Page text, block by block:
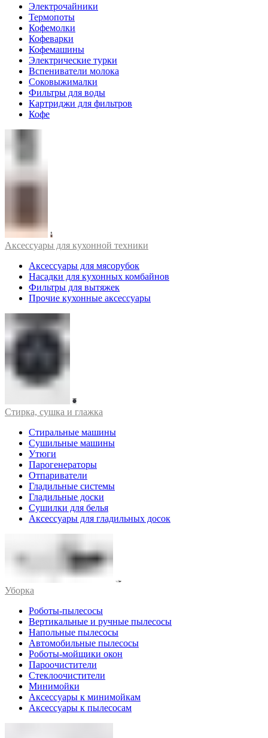
Электрочайники
Термопоты
Кофемолки
Кофеварки
Кофемашины
Электрические турки
Вспениватели молока
Соковыжималки
Фильтры для воды
Картриджи для фильтров
Кофе
Аксессуары для кухонной техники
Аксессуары для мясорубок
Насадки для кухонных комбайнов
Фильтры для вытяжек
Прочие кухонные аксессуары
Стирка, сушка и глажка
Стиральные машины
Сушильные машины
Утюги
Парогенераторы
Отпариватели
Гладильные системы
Гладильные доски
Сушилки для белья
Аксессуары для гладильных досок
Уборка
Роботы-пылесосы
Вертикальные и ручные пылесосы
Напольные пылесосы
Автомобильные пылесосы
Роботы-мойщики окон
Пароочистители
Стеклоочистители
Минимойки
Аксессуары к минимойкам
Аксессуары к пылесосам